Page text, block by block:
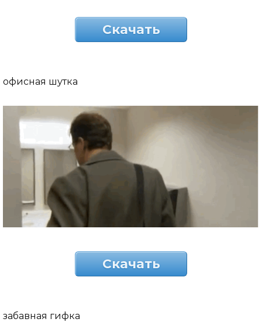
Скачать
офисная шутка
Скачать
забавная гифка